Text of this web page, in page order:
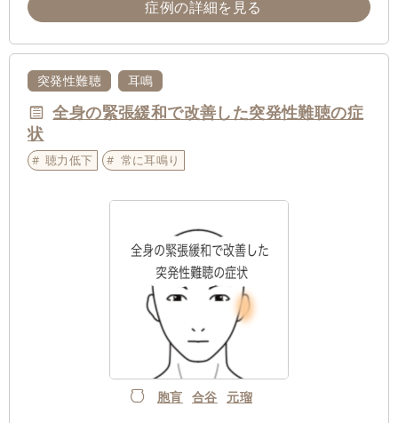
症例の詳細を見る
突発性難聴 耳鳴
全身の緊張緩和で改善した突発性難聴の症
状
聴力低下 常に耳鳴り
胞肓 合谷 元瑠